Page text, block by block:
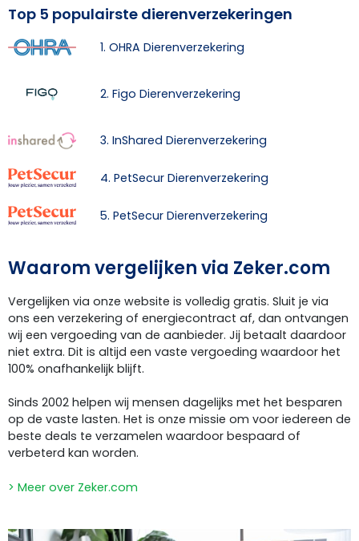
Top 5 populairste dierenverzekeringen
1. OHRA Dierenverzekering
2. Figo Dierenverzekering
3. InShared Dierenverzekering
4. PetSecur Dierenverzekering
5. PetSecur Dierenverzekering
Waarom vergelijken via Zeker.com
Vergelijken via onze website is volledig gratis. Sluit je via
ons een verzekering of energiecontract af, dan ontvangen
wij een vergoeding van de aanbieder. Jij betaalt daardoor
niet extra. Dit is altijd een vaste vergoeding waardoor het
100% onafhankelijk blijft.
Sinds 2002 helpen wij mensen dagelijks met het besparen
op de vaste lasten. Het is onze missie om voor iedereen de
beste deals te verzamelen waardoor bespaard of
verbeterd kan worden.
> Meer over Zeker.com